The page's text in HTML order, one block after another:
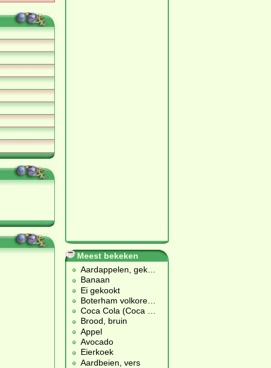
Meest bekeken
Aardappelen, gek
Banaan
Ei gekookt
Boterham volkore
Coca Cola (Coca
Brood, bruin
Appel
Avocado
Eierkoek
Aardbeien, vers